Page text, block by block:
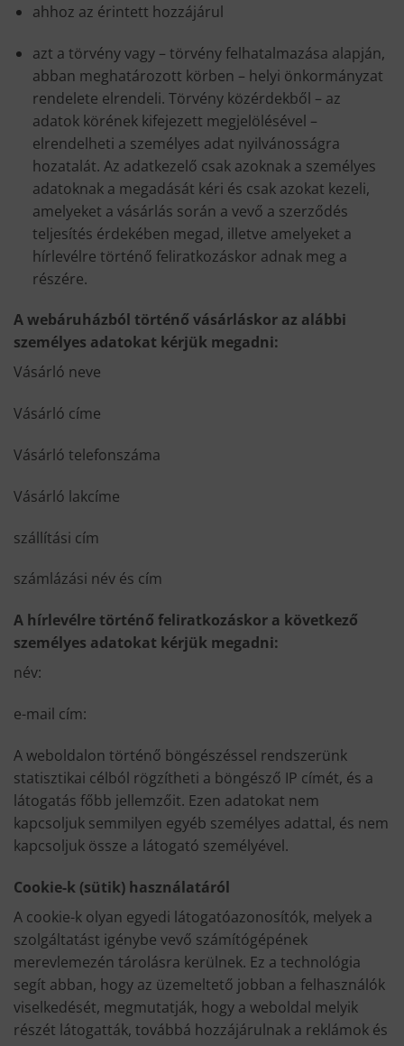
ahhoz az érintett hozzájárul
azt a törvény vagy – törvény felhatalmazása alapján,
abban meghatározott körben – helyi önkormányzat
rendelete elrendeli. Törvény közérdekből – az
adatok körének kifejezett megjelölésével –
elrendelheti a személyes adat nyilvánosságra
hozatalát. Az adatkezelő csak azoknak a személyes
adatoknak a megadását kéri és csak azokat kezeli,
amelyeket a vásárlás során a vevő a szerződés
teljesítés érdekében megad, illetve amelyeket a
hírlevélre történő feliratkozáskor adnak meg a
részére.
A webáruházból történő vásárláskor az alábbi
személyes adatokat kérjük megadni:
Vásárló neve
Vásárló címe
Vásárló telefonszáma
Vásárló lakcíme
szállítási cím
számlázási név és cím
A hírlevélre történő feliratkozáskor a következő
személyes adatokat kérjük megadni:
név:
e-mail cím:
A weboldalon történő böngészéssel rendszerünk
statisztikai célból rögzítheti a böngésző IP címét, és a
látogatás főbb jellemzőit. Ezen adatokat nem
kapcsoljuk semmilyen egyéb személyes adattal, és nem
kapcsoljuk össze a látogató személyével.
Cookie-k (sütik) használatáról
A cookie-k olyan egyedi látogatóazonosítók, melyek a
szolgáltatást igénybe vevő számítógépének
merevlemezén tárolásra kerülnek. Ez a technológia
segít abban, hogy az üzemeltető jobban a felhasználók
viselkedését, megmutatják, hogy a weboldal melyik
részét látogatták, továbbá hozzájárulnak a reklámok és